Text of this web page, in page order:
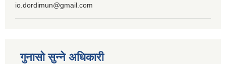
io.dordimun@gmail.com
गुनासो सुन्ने अधिकारी